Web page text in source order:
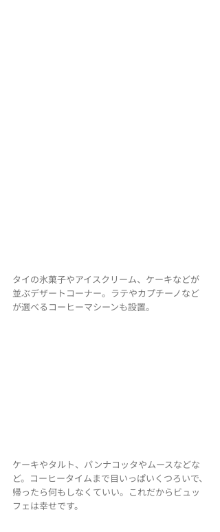
タイの氷菓子やアイスクリーム、ケーキなどが
並ぶデザートコーナー。ラテやカプチーノなど
が選べるコーヒーマシーンも設置。
ケーキやタルト、パンナコッタやムースなどな
ど。コーヒータイムまで目いっぱいくつろいで、
帰ったら何もしなくていい。これだからビュッ
フェは幸せです。